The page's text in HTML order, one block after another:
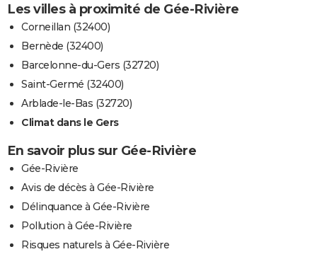
Les villes à proximité de Gée-Rivière
Corneillan (32400)
Bernède (32400)
Barcelonne-du-Gers (32720)
Saint-Germé (32400)
Arblade-le-Bas (32720)
Climat dans le Gers
En savoir plus sur Gée-Rivière
Gée-Rivière
Avis de décès à Gée-Rivière
Délinquance à Gée-Rivière
Pollution à Gée-Rivière
Risques naturels à Gée-Rivière